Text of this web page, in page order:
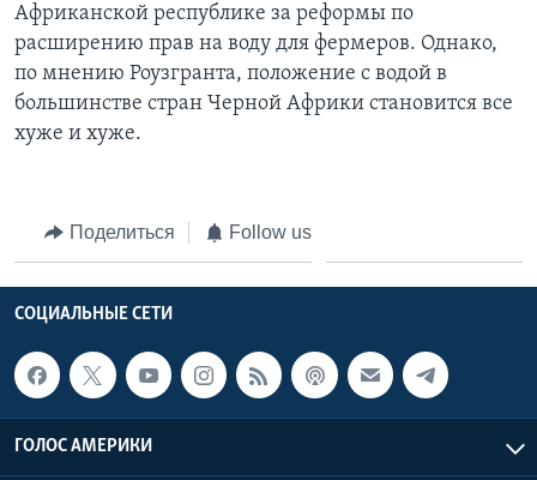
Африканской республике за реформы по
расширению прав на воду для фермеров. Однако,
по мнению Роузгранта, положение с водой в
большинстве стран Черной Африки становится все
хуже и хуже.
Поделиться Follow us
СОЦИАЛЬНЫЕ СЕТИ
ГОЛОС АМЕРИКИ